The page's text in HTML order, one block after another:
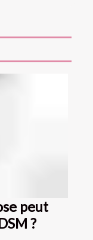
peut
?